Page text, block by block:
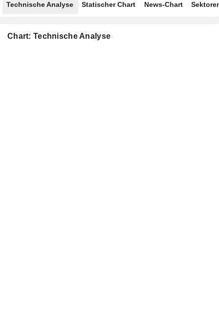
Technische Analyse Statischer Chart News-Chart
Chart: Technische Analyse